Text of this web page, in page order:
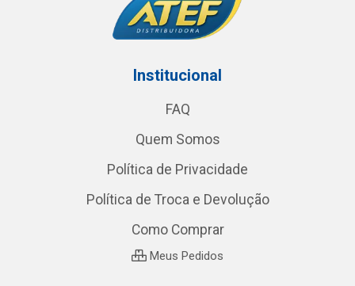
Institucional
FAQ
Quem Somos
Política de Privacidade
Política de Troca e Devolução
Como Comprar
Meus Pedidos